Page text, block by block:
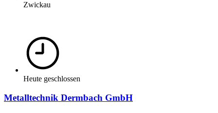
Zwickau
Heute geschlossen
Metalltechnik Dermbach GmbH